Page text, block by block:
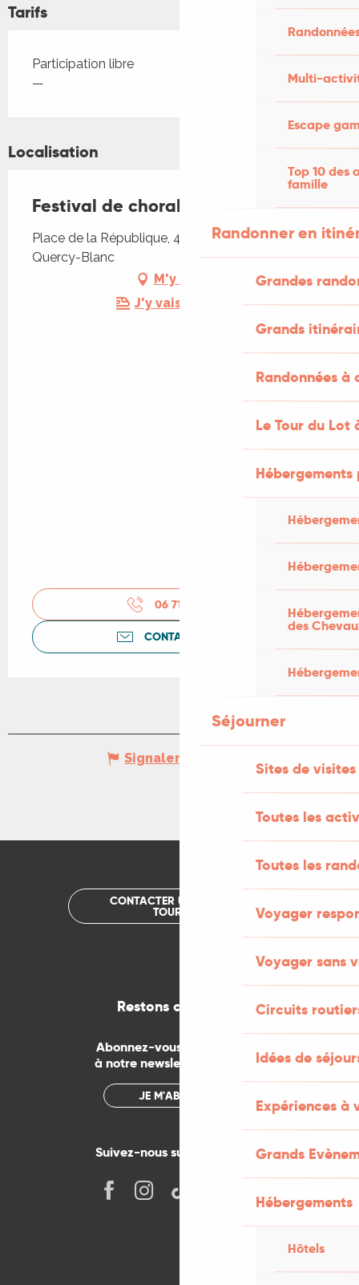
Multi-
Escape
Top 10 des
famille
Randonner en
Grandes
Grands
Randonnées
Le Tour du Lot
des
Séjourner
Sites de visites
Toutes les
Toutes les
Voyager
Voyager sans
Circuits
Idées de
Expériences à
Grands
Hébergements
Hôtels
Tarifs
Tarifs 2026
Participation libre
—
Localisation
Festival de chorales à Montcuq
Place de la République, 46800 Montcuq-en-
Quercy-Blanc
M'y rendre
J'y vais en train !
06 71 26 12
CONTACTEZ-NOUS
Signaler une erreur
CONTACTER UN OFFICE DE
TOURISME
Restons connectés
Abonnez-vous gratuitement
à notre newsletter mensuelle
JE M'ABONNE
Suivez-nous sur les réseaux !